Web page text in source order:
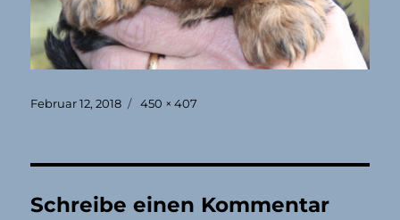
Veröffentlicht
Februar 12, 2018 Originalgröße
450 × 407
Schreibe einen Kommentar